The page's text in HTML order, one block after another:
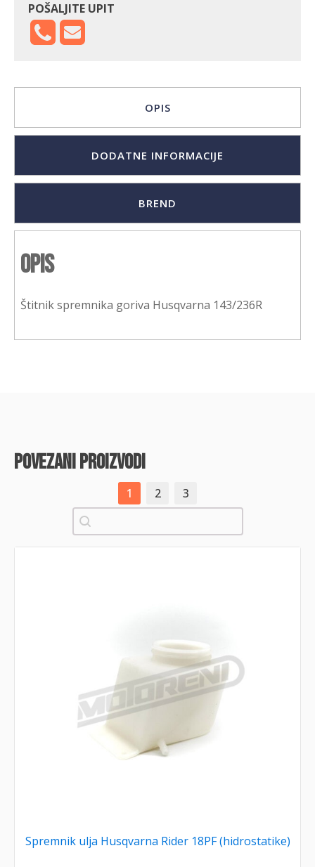
POŠALJITE UPIT
OPIS
DODATNE INFORMACIJE
BREND
Opis
Štitnik spremnika goriva Husqvarna 143/236R
povezani proizvodi
1 2
3
Pretraži
Spremnik ulja Husqvarna Rider 18PF (hidrostatike)